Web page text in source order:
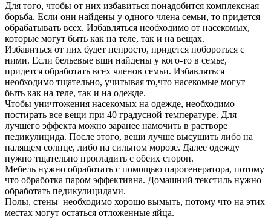
Для того, чтобы от них избавиться понадобится комплексная
борьба. Если они найдены у одного члена семьи, то придется
обрабатывать всех. Избавляться необходимо от насекомых,
которые могут быть как на теле, так и на вещах.
Избавиться от них будет непросто, придется побороться с
ними. Если бельевые вши найдены у кого-то в семье,
придется обработать всех членов семьи. Избавляться
необходимо тщательно, учитывая то,что насекомые могут
быть как на теле, так и на одежде.
Чтобы уничтожения насекомых на одежде, необходимо
постирать все вещи при 40 градусной температуре. Для
лучшего эффекта можно заранее намочить в растворе
педикулицида. После этого, вещи лучше высушить либо на
палящем солнце, либо на сильном морозе. Далее одежду
нужно тщательно прогладить с обеих сторон.
Мебель нужно обработать с помощью парогенератора, потому
что обработка паром эффективна. Домашний текстиль нужно
обработать педикулицидами.
Полы, стены необходимо хорошо вымыть, потому что на этих
местах могут остаться отложенные яйца.